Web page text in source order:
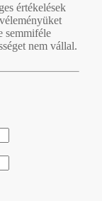
értékelések
semmiféle
nem vállal.